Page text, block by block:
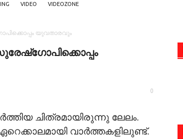
VIDEO VIDEOZONE
യുവതാരവും
സുരേഷ്‌ഗോപിക്കൊപ്പം
0
ചിത്രമായിരുന്നു ലേലം.
വാര്‍ത്തകളിലുണ്ട്.